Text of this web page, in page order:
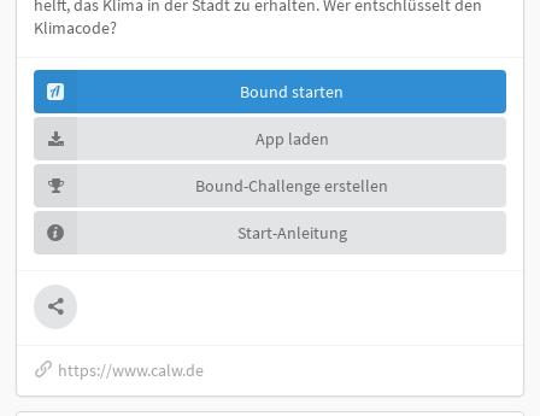
helft, das Klima in der Stadt zu erhalten. Wer entschlüsselt den
Klimacode?
Bound starten
App laden
Bound-Challenge erstellen
Start-Anleitung
https://www.calw.de